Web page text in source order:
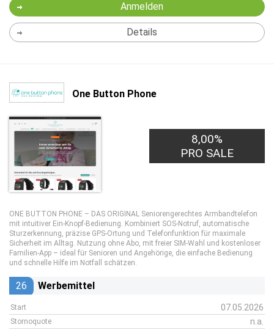
Anmelden
Details
One Button Phone
8,00%
PRO SALE
ONE BUTTON PHONE – DAS ORIGINAL Seniorengerechtes Armbandtelefon
mit intuitiver Ein-Knopf-Bedienung. Kombiniert SOS-Notruf, automatische
Sturzerkennung, präzise GPS-Ortung und Telefonfunktion für maximale
Sicherheit im Alltag. Nutzung ohne Abo, mit freier SIM-Wahl und kostenloser
Familien-App – ideal für Senioren und Angehörige, die einfache Bedienung
und schnelle Hilfe im Notfall schätzen.
26 Werbemittel
Start 07.05.2026
Stornoquote n.a.